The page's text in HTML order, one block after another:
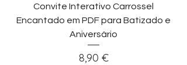
Convite Interativo Carrossel
Encantado em PDF para Batizado e
Aniversário
Preço
8,90 €